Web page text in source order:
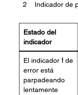
2 Indicador de
Estado del
indicador
El indicador ! de
error está
parpadeando
lentamente